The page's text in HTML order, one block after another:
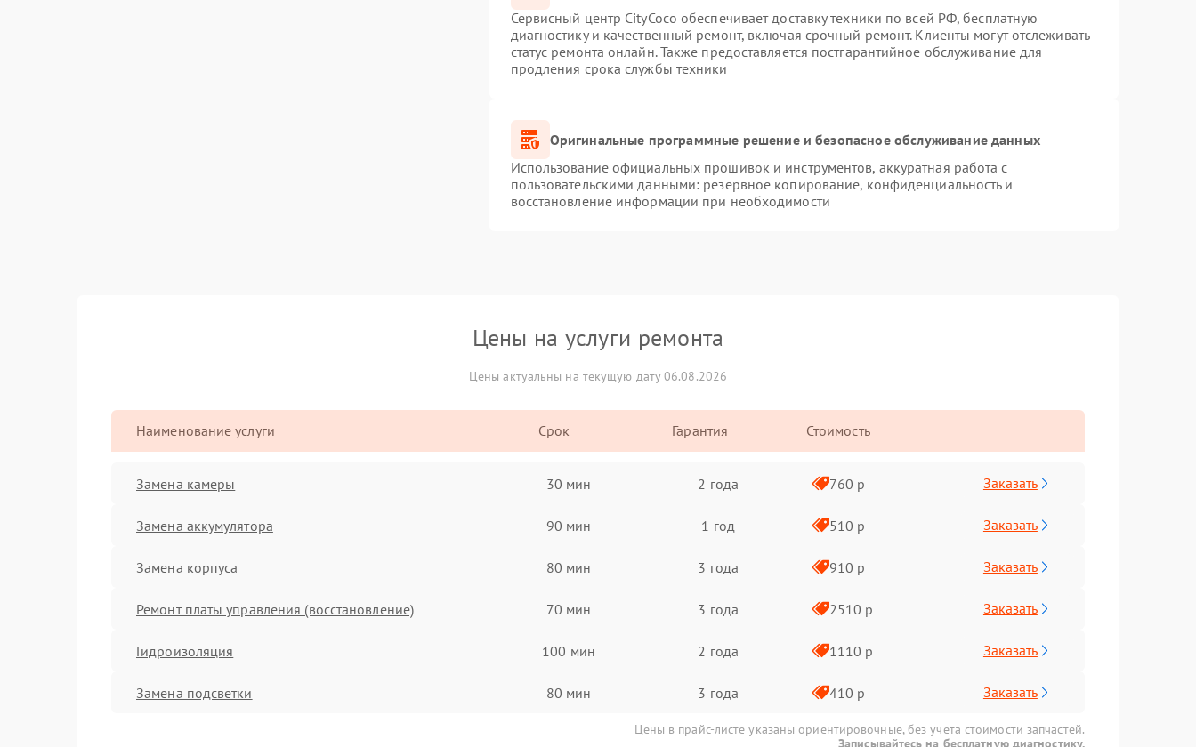
Сервисный центр CityCoco обеспечивает доставку техники по всей РФ, бесплатную
диагностику и качественный ремонт, включая срочный ремонт. Клиенты могут отслеживать
статус ремонта онлайн. Также предоставляется постгарантийное обслуживание для
продления срока службы техники
Оригинальные программные решение и безопасное обслуживание данных
Использование официальных прошивок и инструментов, аккуратная работа с
пользовательскими данными: резервное копирование, конфиденциальность и
восстановление информации при необходимости
Цены на услуги ремонта
Цены актуальны на текущую дату 06.08.2026
Наименование услуги Срок Гарантия Стоимость
Замена камеры 30 мин 2 года 760 р Заказать
Замена аккумулятора 90 мин 1 год 510 р Заказать
Замена корпуса 80 мин 3 года 910 р Заказать
Ремонт платы управления (восстановление) 70 мин 3 года 2510 р Заказать
Гидроизоляция 100 мин 2 года 1110 р Заказать
Замена подсветки 80 мин 3 года 410 р Заказать
Цены в прайс-листе указаны ориентировочные, без учета стоимости запчастей.
Записывайтесь на бесплатную диагностику.